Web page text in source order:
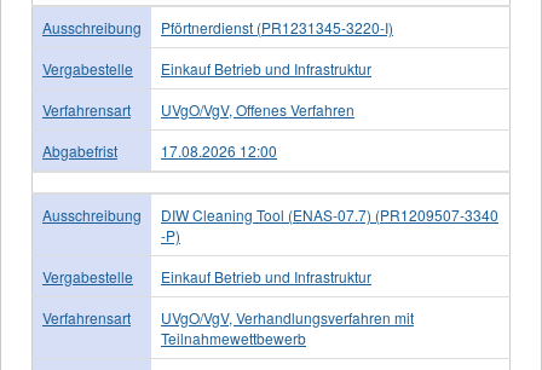
Ausschreibung
Pförtnerdienst (PR1231345-3220-I)
Vergabestelle
Einkauf Betrieb und Infrastruktur
Verfahrensart
UVgO/VgV, Offenes Verfahren
Abgabefrist
17.08.2026 12:00
Ausschreibung
DIW Cleaning Tool (ENAS-07.7) (PR1209507-3340
-P)
Vergabestelle
Einkauf Betrieb und Infrastruktur
Verfahrensart
UVgO/VgV, Verhandlungsverfahren mit
Teilnahmewettbewerb